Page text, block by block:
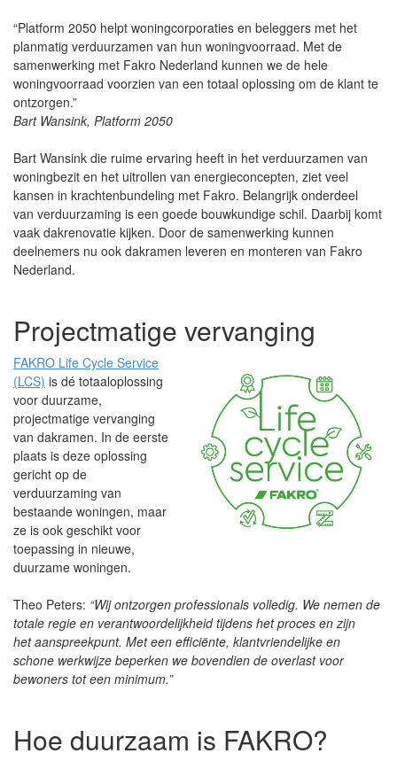
“Platform 2050 helpt woningcorporaties en beleggers met het
planmatig verduurzamen van hun woningvoorraad. Met de
samenwerking met Fakro Nederland kunnen we de hele
woningvoorraad voorzien van een totaal oplossing om de klant te
ontzorgen.”
Bart Wansink, Platform 2050
Bart Wansink die ruime ervaring heeft in het verduurzamen van
woningbezit en het uitrollen van energieconcepten, ziet veel
kansen in krachtenbundeling met Fakro. Belangrijk onderdeel
van verduurzaming is een goede bouwkundige schil. Daarbij komt
vaak dakrenovatie kijken. Door de samenwerking kunnen
deelnemers nu ook dakramen leveren en monteren van Fakro
Nederland.
Projectmatige vervanging
FAKRO Life Cycle Service
(LCS) is dé totaaloplossing
voor duurzame,
projectmatige vervanging
van dakramen. In de eerste
plaats is deze oplossing
gericht op de
verduurzaming van
bestaande woningen, maar
ze is ook geschikt voor
toepassing in nieuwe,
duurzame woningen.
Theo Peters: “Wij ontzorgen professionals volledig. We nemen de
totale regie en verantwoordelijkheid tijdens het proces en zijn
het aanspreekpunt. Met een efficiënte, klantvriendelijke en
schone werkwijze beperken we bovendien de overlast voor
bewoners tot een minimum.”
Hoe duurzaam is FAKRO?